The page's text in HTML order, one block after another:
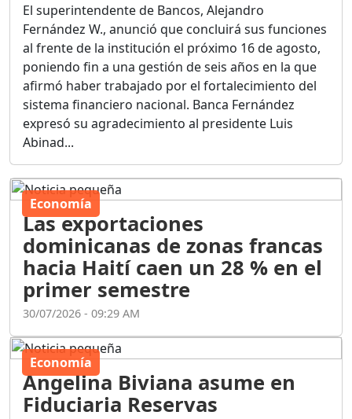
El superintendente de Bancos, Alejandro
Fernández W., anunció que concluirá sus funciones
al frente de la institución el próximo 16 de agosto,
poniendo fin a una gestión de seis años en la que
afirmó haber trabajado por el fortalecimiento del
sistema financiero nacional. Banca Fernández
expresó su agradecimiento al presidente Luis
Abinad...
Economía
Las exportaciones
dominicanas de zonas francas
hacia Haití caen un 28 % en el
primer semestre
30/07/2026 - 09:29 AM
Economía
Angelina Biviana asume en
Fiduciaria Reservas